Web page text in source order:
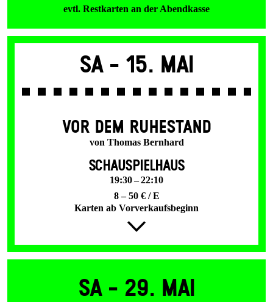
evtl. Restkarten an der Abendkasse
Sa - 15. Mai
VOR DEM RUHESTAND
von Thomas Bernhard
SCHAUSPIELHAUS
19:30 – 22:10
8 – 50 € / E
Karten ab Vorverkaufsbeginn
Sa - 29. Mai